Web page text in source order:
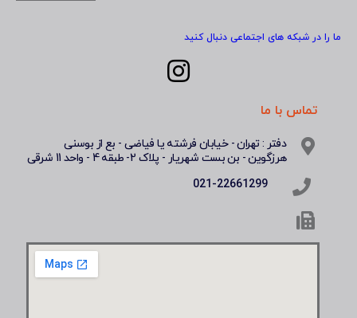
ما را در شبکه های اجتماعی دنبال کنید
تماس با ما
دفتر : تهران - خیابان فرشته یا فیاضی - بع از بوسنی
هرزگوین - بن بست شهریار - پلاک 2- طبقه 4 - واحد 11 شرقی
021-22661299